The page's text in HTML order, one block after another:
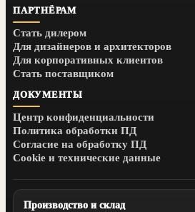
ПАРТНЁРАМ
Стать дилером
Для дизайнеров и архитекторов
Для корпоративных клиентов
Стать поставщиком
ДОКУМЕНТЫ
Центр конфиденциальности
Политика обработки ПД
Согласие на обработку ПД
Cookie и технические данные
Производство и склад